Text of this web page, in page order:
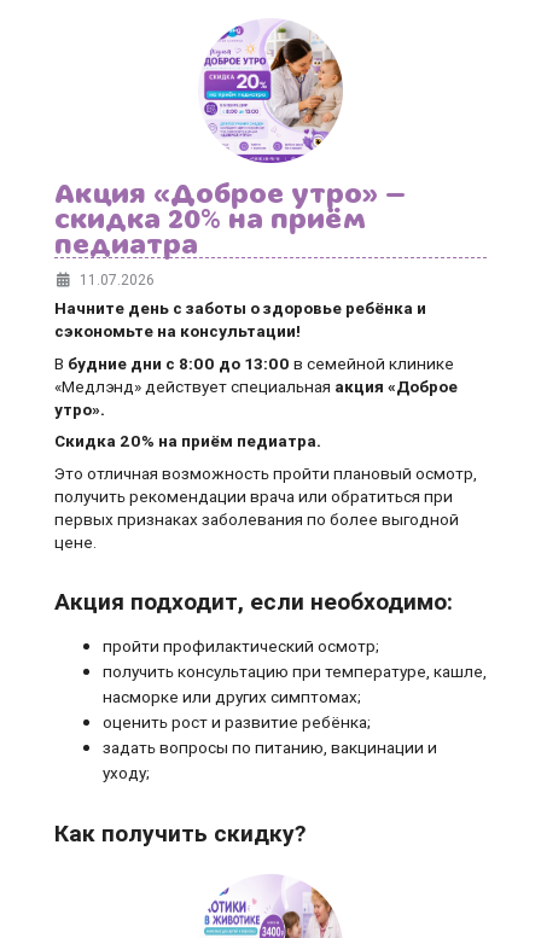
Акция «Доброе утро» —
скидка 20% на приём
педиатра
11.07.2026
Начните день с заботы о здоровье ребёнка и
сэкономьте на консультации!
В будние дни с 8:00 до 13:00 в семейной клинике
«Медлэнд» действует специальная акция «Доброе
утро».
Скидка 20% на приём педиатра.
Это отличная возможность пройти плановый осмотр,
получить рекомендации врача или обратиться при
первых признаках заболевания по более выгодной
цене.
Акция подходит, если необходимо:
пройти профилактический осмотр;
получить консультацию при температуре, кашле,
насморке или других симптомах;
оценить рост и развитие ребёнка;
задать вопросы по питанию, вакцинации и
уходу;
Как получить скидку?